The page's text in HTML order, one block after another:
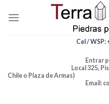
Cel / WSP:
Entrar por
Local 325, Piso 3,
Chile o Plaza de Armas)
Email: